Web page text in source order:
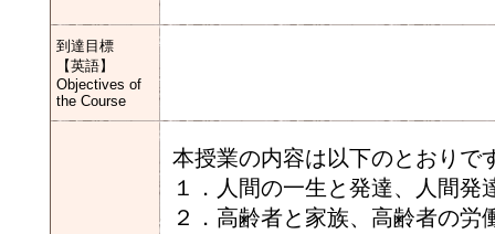
到達目標
【英語】
Objectives of
the Course
本授業の内容は以下のとおりで
１．人間の一生と発達、人間
２．高齢者と家族、高齢者の